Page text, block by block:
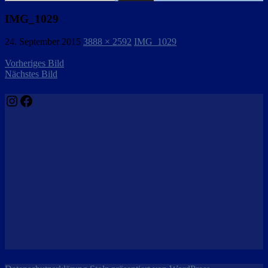
nach:
IMG_1029
24. September 2015 3888 × 2592 IMG_1029
Vorheriges Bild
Nächstes Bild
Instagram
Facebook